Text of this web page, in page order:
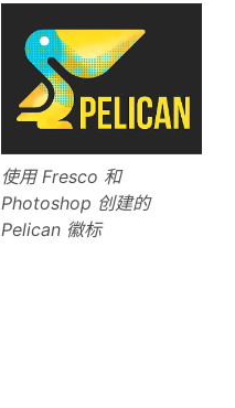
使用 Fresco 和
Photoshop 创建的
Pelican 徽标